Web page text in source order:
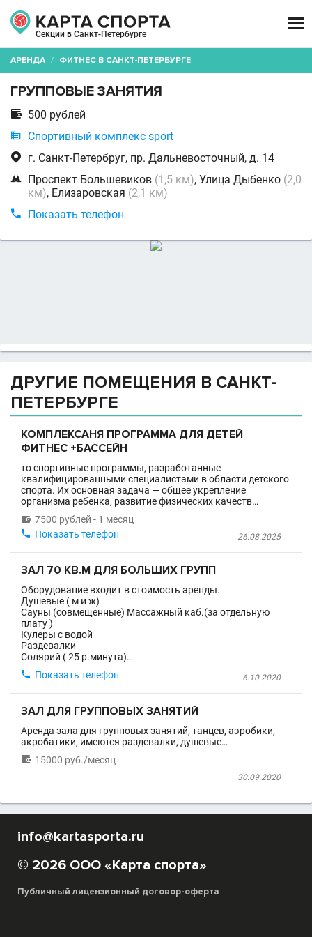
Секции в Санкт-Петербурге

АРЕНДА / ФИТНЕС В САНКТ-ПЕТЕРБУРГЕ
ГРУППОВЫЕ ЗАНЯТИЯ
 500 рублей
 Спортивный комплекс sport
 г. Санкт-Петербруг, пр. Дальневосточный, д. 14
 Проспект Большевиков (1,5 км), Улица Дыбенко (2,0
км), Елизаровская (2,1 км)
 Показать телефон
ДРУГИЕ ПОМЕЩЕНИЯ В САНКТ-
ПЕТЕРБУРГЕ
КОМПЛЕКСАНЯ ПРОГРАММА ДЛЯ ДЕТЕЙ
ФИТНЕС +БАССЕЙН
то спортивные программы, разработанные
квалифицированными специалистами в области детского
спорта. Их основная задача — общее укрепление
организма ребенка, развитие физических качеств…
 7500 рублей - 1 месяц
26.08.2025
 Показать телефон
ЗАЛ 70 КВ.М ДЛЯ БОЛЬШИХ ГРУПП
Оборудование входит в стоимость аренды.
Душевые ( м и ж)
Сауны (совмещенные) Массажный каб.(за отдельную
плату )
Кулеры с водой
Раздевалки
Солярий ( 25 р.минута)…
6.10.2020
 Показать телефон
ЗАЛ ДЛЯ ГРУППОВЫХ ЗАНЯТИЙ
Аренда зала для групповых занятий, танцев, аэробики,
акробатики, имеются раздевалки, душевые…
 15000 руб./месяц
30.09.2020
info@kartasporta.ru
© 2026 ООО «Карта спорта»
Публичный лицензионный договор-оферта